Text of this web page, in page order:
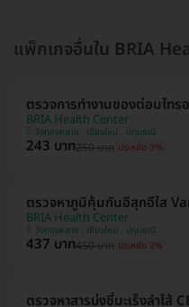
แพ็กเกจอื่นใน BRIA
ตรวจการทำงานของต่อมไทร
BRIA Health Center
วังทองหลาง , เชียงใหม่ , ปทุมธานี
243 บาท250 บาท ประหยัด 3%
ตรวจหาภูมิคุ้มกันอีสุกอีใส
BRIA Health Center
วังทองหลาง , เชียงใหม่ , ปทุมธานี
437 บาท450 บาท ประหยัด 3%
ตรวจหาสารบ่งชี้มะเร็งลำไส้